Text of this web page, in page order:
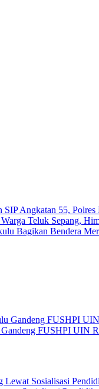
Angkatan 55,
Teluk Sepang,
Bagikan Bendera
FUSHPI UIN